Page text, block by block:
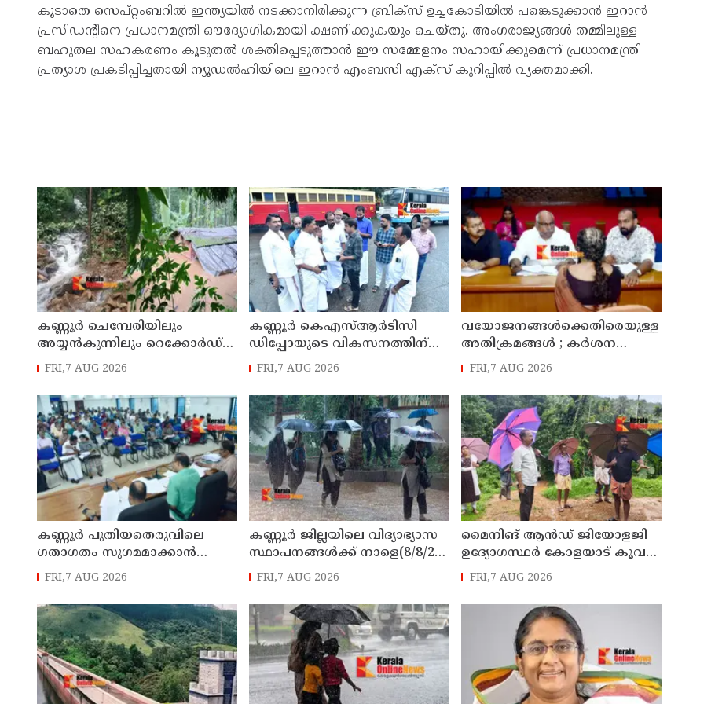
കൂടാതെ സെപ്റ്റംബറിൽ ഇന്ത്യയിൽ നടക്കാനിരിക്കുന്ന ബ്രിക്സ് ഉച്ചകോടിയിൽ പങ്കെടുക്കാൻ ഇറാൻ
പ്രസിഡന്റിനെ പ്രധാനമന്ത്രി ഔദ്യോഗികമായി ക്ഷണിക്കുകയും ചെയ്തു. അംഗരാജ്യങ്ങൾ തമ്മിലുള്ള
ബഹുതല സഹകരണം കൂടുതൽ ശക്തിപ്പെടുത്താൻ ഈ സമ്മേളനം സഹായിക്കുമെന്ന് പ്രധാനമന്ത്രി
പ്രത്യാശ പ്രകടിപ്പിച്ചതായി ന്യൂഡൽഹിയിലെ ഇറാൻ എംബസി എക്സ് കുറിപ്പിൽ വ്യക്തമാക്കി.
കണ്ണൂർ ചെമ്പേരിയിലും
അയ്യൻകുന്നിലും റെക്കോർഡ്
മഴ ; ഉദയഗിരിയിൽ നേരിയ
ക്യാമ്പിലേക്ക് മാറ്റി
FRI,7 AUG 2026
കണ്ണൂർ കെഎസ്ആർടിസി
ഡിപ്പോയുടെ വികസനത്തിന്
മാസ്റ്റർ പ്ലാൻ തയ്യാറാക്കി
എം എൽ എ
FRI,7 AUG 2026
വയോജനങ്ങൾക്കെതിരെയുള്ള
അതിക്രമങ്ങൾ ; കർശന
നടപടി സ്വീകരിക്കുമെന്ന്
FRI,7 AUG 2026
കണ്ണൂർ പുതിയതെരുവിലെ
ഗതാഗതം സുഗമമാക്കാന്‍
നടപടികള്‍ സ്വീകരിക്കും
FRI,7 AUG 2026
കണ്ണൂർ ജില്ലയിലെ വിദ്യാഭ്യാസ
സ്ഥാപനങ്ങള്‍ക്ക് നാളെ(8/8/26)
അവധി പ്രഖ്യാപിച്ചു
FRI,7 AUG 2026
മൈനിങ് ആൻഡ്​ ജിയോളജി
ഉദ്യോഗസ്ഥർ കോളയാട് കൂവ
ഉന്നതി സന്ദർശിച്ചു
FRI,7 AUG 2026